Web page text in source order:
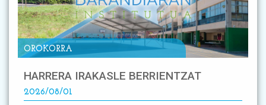
OROKORRA
HARRERA IRAKASLE BERRIENTZAT
2026/08/01